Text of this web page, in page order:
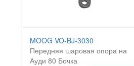
MOOG VO-BJ-3030
Передняя шаровая опора на
Ауди 80 Бочка